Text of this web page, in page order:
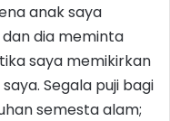
anak saya
dia meminta
saya memikirkan
Segala puji bagi
semesta alam;